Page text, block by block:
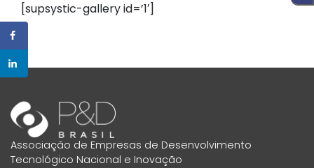
[supsystic-gallery id=’1′]
Associação de Empresas de Desenvolvimento
Tecnológico Nacional e Inovação